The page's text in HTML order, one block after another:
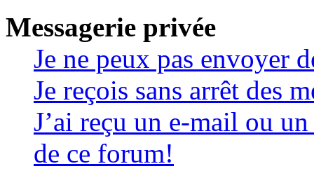
Messagerie privée
Je ne peux pas envoyer
Je reçois sans arrêt des
J’ai reçu un e-mail ou
de ce forum!